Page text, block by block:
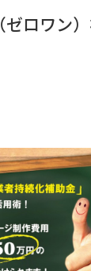
ゼロワン